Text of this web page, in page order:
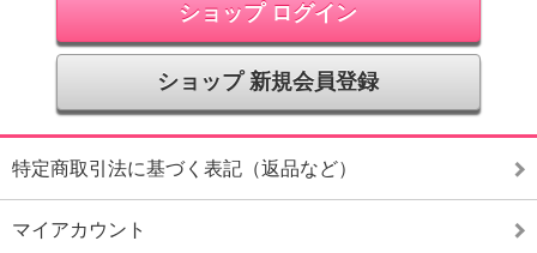
ショップ ログイン
ショップ 新規会員登録
特定商取引法に基づく表記（返品など）
マイアカウント